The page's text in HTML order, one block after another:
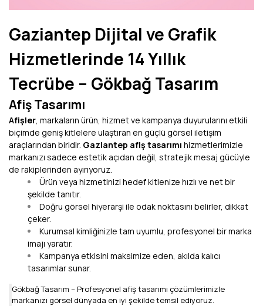
Gaziantep Dijital ve Grafik
Hizmetlerinde 14 Yıllık
Tecrübe – Gökbağ Tasarım
Afiş Tasarımı
Afişler, markaların ürün, hizmet ve kampanya duyurularını etkili
biçimde geniş kitlelere ulaştıran en güçlü görsel iletişim
araçlarından biridir. Gaziantep afiş tasarımı hizmetlerimizle
markanızı sadece estetik açıdan değil, stratejik mesaj gücüyle
de rakiplerinden ayırıyoruz.
Ürün veya hizmetinizi hedef kitlenize hızlı ve net bir
şekilde tanıtır.
Doğru görsel hiyerarşi ile odak noktasını belirler, dikkat
çeker.
Kurumsal kimliğinizle tam uyumlu, profesyonel bir marka
imajı yaratır.
Kampanya etkisini maksimize eden, akılda kalıcı
tasarımlar sunar.
Gökbağ Tasarım –Profesyonel afiş tasarımı çözümlerimizle
markanızı görsel dünyada en iyi şekilde temsil ediyoruz.